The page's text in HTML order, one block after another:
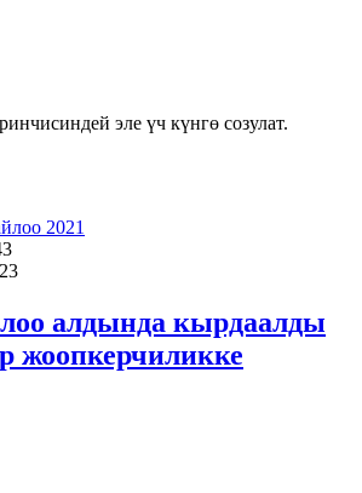
эле үч күнгө созулат.
2021
алдында кырдаалды
жоопкерчиликке